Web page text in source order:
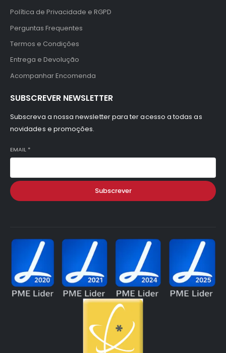
Política de Privacidade e RGPD
Perguntas Frequentes
Termos e Condições
Entrega e Devolução
Acompanhar Encomenda
SUBSCREVER NEWSLETTER
Subscreva a nossa newsletter para ter acesso a todas as
novidades e promoções.
EMAIL *
Subscrever